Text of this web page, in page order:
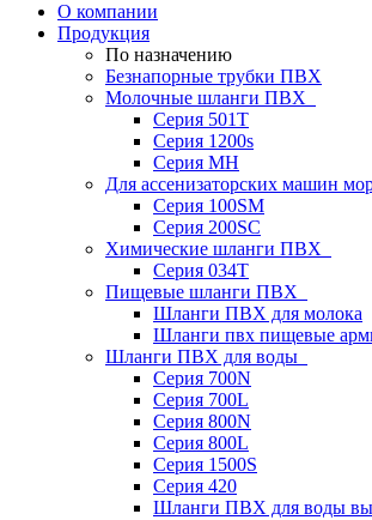
О компании
Продукция
По назначению
Безнапорные трубки ПВХ
Молочные шланги ПВХ
Серия 501T
Серия 1200s
Серия МН
Для ассенизаторских машин
Серия 100SM
Серия 200SС
Химические шланги ПВХ
Серия 034Т
Пищевые шланги ПВХ
Шланги ПВХ для молока
Шланги пвх пищевые
Шланги ПВХ для воды
Серия 700N
Серия 700L
Серия 800N
Серия 800L
Серия 1500S
Серия 420
Шланги ПВХ для воды